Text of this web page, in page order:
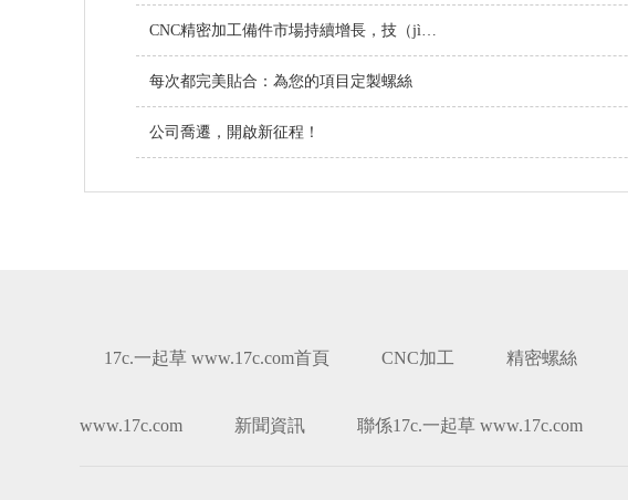
CNC精密加工備件市場持續增長，技（jì）術創新引領行業未來
每次都完美貼合：為您的項目定製螺絲
公司喬遷，開啟新征程！
17c.一起草 www.17c.com首頁 CNC加工 精密螺絲
www.17c.com 新聞資訊 聯係17c.一起草 www.17c.com